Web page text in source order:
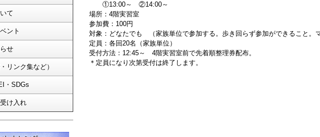
て
ント
せ
リンク集など）
・SDGs
け入れ
①13:00～ ②14:00～
場所：4階実習室
参加費：100円
対象：どなたでも （家族単位で参加する。歩き回らず参加ができること。
定員：各回20名（家族単位）
受付方法：12:45～ 4階実習室前で先着順整理券配布。
＊定員になり次第受付は終了します。